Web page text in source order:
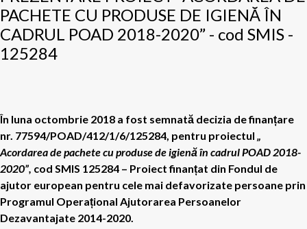
PACHETE CU PRODUSE DE IGIENĂ ÎN
CADRUL POAD 2018-2020” - cod SMIS -
125284
În luna octombrie 2018 a fost semnată decizia de finanțare
nr. 77594/POAD/412/1/6/125284, pentru proiectul „
Acordarea de pachete cu produse de igienă în cadrul POAD 2018-
2020”, cod SMIS 125284 – Proiect finanțat din Fondul de
ajutor european pentru cele mai defavorizate persoane prin
Programul Operațional Ajutorarea Persoanelor
Dezavantajate 2014-2020.